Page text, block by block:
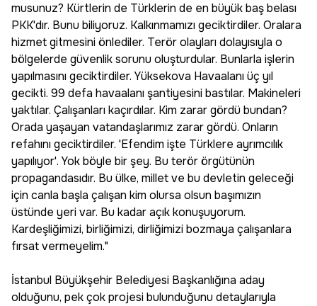
musunuz? Kürtlerin de Türklerin de en büyük baş belası
PKK'dır. Bunu biliyoruz. Kalkınmamızı geciktirdiler. Oralara
hizmet gitmesini önlediler. Terör olayları dolayısıyla o
bölgelerde güvenlik sorunu oluşturdular. Bunlarla işlerin
yapılmasını geciktirdiler. Yüksekova Havaalanı üç yıl
gecikti. 99 defa havaalanı şantiyesini bastılar. Makineleri
yaktılar. Çalışanları kaçırdılar. Kim zarar gördü bundan?
Orada yaşayan vatandaşlarımız zarar gördü. Onların
refahını geciktirdiler. 'Efendim işte Türklere ayrımcılık
yapılıyor'. Yok böyle bir şey. Bu terör örgütünün
propagandasıdır. Bu ülke, millet ve bu devletin geleceği
için canla başla çalışan kim olursa olsun başımızın
üstünde yeri var. Bu kadar açık konuşuyorum.
Kardeşliğimizi, birliğimizi, dirliğimizi bozmaya çalışanlara
fırsat vermeyelim."
İstanbul Büyükşehir Belediyesi Başkanlığına aday
olduğunu, pek çok projesi bulunduğunu detaylarıyla